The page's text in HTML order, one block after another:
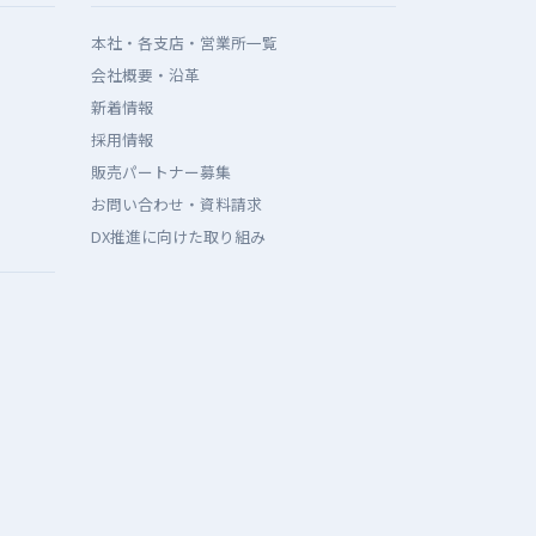
本社・各支店・営業所一覧
会社概要・沿革
新着情報
採用情報
販売パートナー募集
お問い合わせ・資料請求
DX推進に向けた取り組み